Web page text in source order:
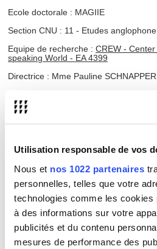
Utilisation responsable de vos
Nous et nos 1022 partenaires
personnelles, telles que votre
technologies comme les
à des informations sur votre
publicités et du contenu
mesures de performance des
Ecole doctorale : MAGIIE
Section CNU : 11 - Etudes anglophone
Equipe de recherche : CREW -
speaking World - EA 4399
Directrice : Mme Pauline SCHNAPPER
Mme AVRIL Emmanuelle,
Université Sorbonne Nouvelle
universités
Mme SCHNAPPER Pauline,
Université Sorbonne Nouvelle
M. KANIOK Petr, Professeur des
Université Mazaryk, Brno
M. STARTIN Nicholas, Professeur
Université John Cabot, Rome